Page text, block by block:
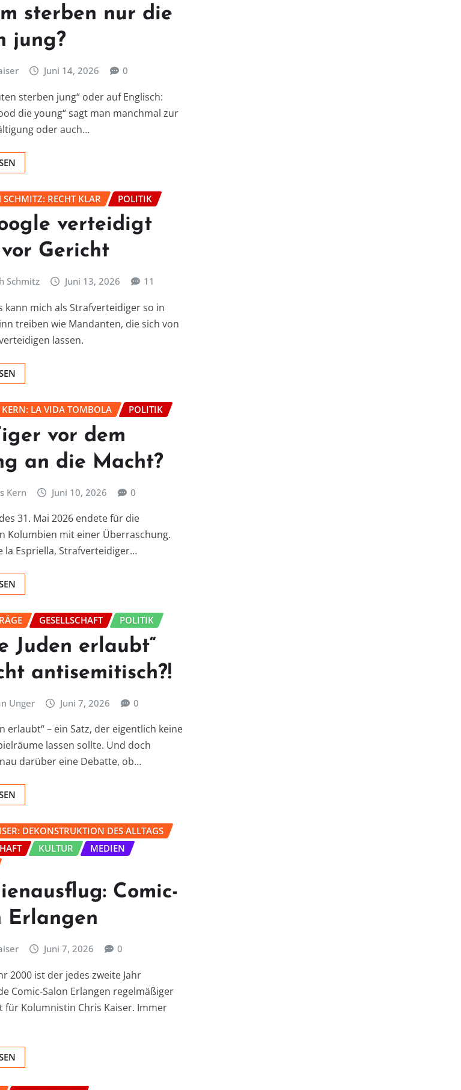
sterben nur die
jung?
Juni 14, 2026 0
sterben jung“ oder auf Englisch:
die young“ sagt man manchmal zur
oder auch…
RECHT KLAR POLITIK
verteidigt
Gericht
Schmitz Juni 13, 2026 11
kann mich als Strafverteidiger so in
treiben wie Mandanten, die sich von
lassen.
KERN: LA VIDA TOMBOLA POLITIK
vor dem
an die Macht?
Kern Juni 10, 2026 0
31. Mai 2026 endete für die
Kolumbien mit einer Überraschung.
la Espriella, Strafverteidiger…
GESELLSCHAFT POLITIK
Juden erlaubt“
antisemitisch?!
Unger Juni 7, 2026 0
erlaubt“ – ein Satz, der eigentlich keine
lassen sollte. Und doch
darüber eine Debatte, ob…
DEKONSTRUKTION DES ALLTAGS
KULTUR
MEDIEN
Comic-
Erlangen
Juni 7, 2026 0
2000 ist der jedes zweite Jahr
Comic-Salon Erlangen regelmäßiger
für Kolumnistin Chris Kaiser. Immer